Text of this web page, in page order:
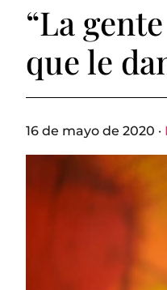
“La
que le
16 de mayo de 2020 ·